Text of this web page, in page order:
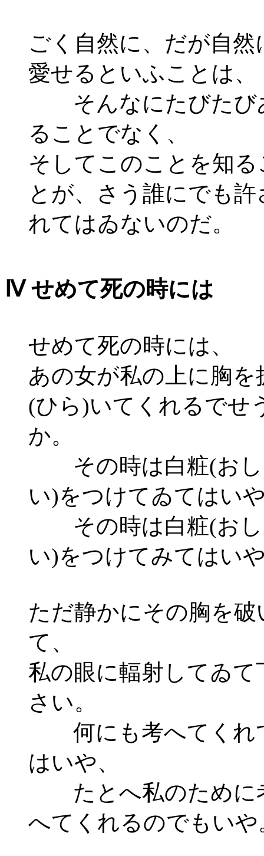
ごく自然に、だが自然
愛せるといふことは、
そんなにたびたび
ることでなく、
そしてこのことを知る
とが、さう誰にでも許
れてはゐないのだ。
Ⅳ せめて死の時には
せめて死の時には、
あの女が私の上に胸を
(ひら)いてくれるでせ
か。
その時は白粧(お
い)をつけてゐてはい
その時は白粧(お
い)をつけてみてはい
ただ静かにその胸を破
て、
私の眼に輻射してゐて
さい。
何にも考へてくれ
はいや、
たとへ私のために
へてくれるのでもいや